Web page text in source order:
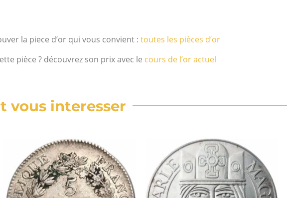
la piece d’or qui vous convient : toutes les pièces d’or
pièce ? découvrez son prix avec le cours de l’or actuel
vous interesser